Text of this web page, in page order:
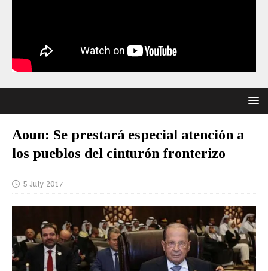
Aoun: Se prestará especial atención a
los pueblos del cinturón fronterizo
5 July 2017